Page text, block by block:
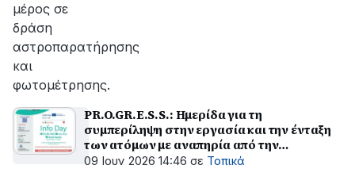
μέρος σε
δράση
αστροπαρατήρησης
και
φωτομέτρησης.
PR.O.GR.E.S.S.: Ημερίδα για τη
συμπερίληψη στην εργασία και την ένταξη
των ατόμων με αναπηρία από την
ΑΧ.ΕΠ.ΑΝ
09 Ιουν 2026 14:46 σε Τοπικά